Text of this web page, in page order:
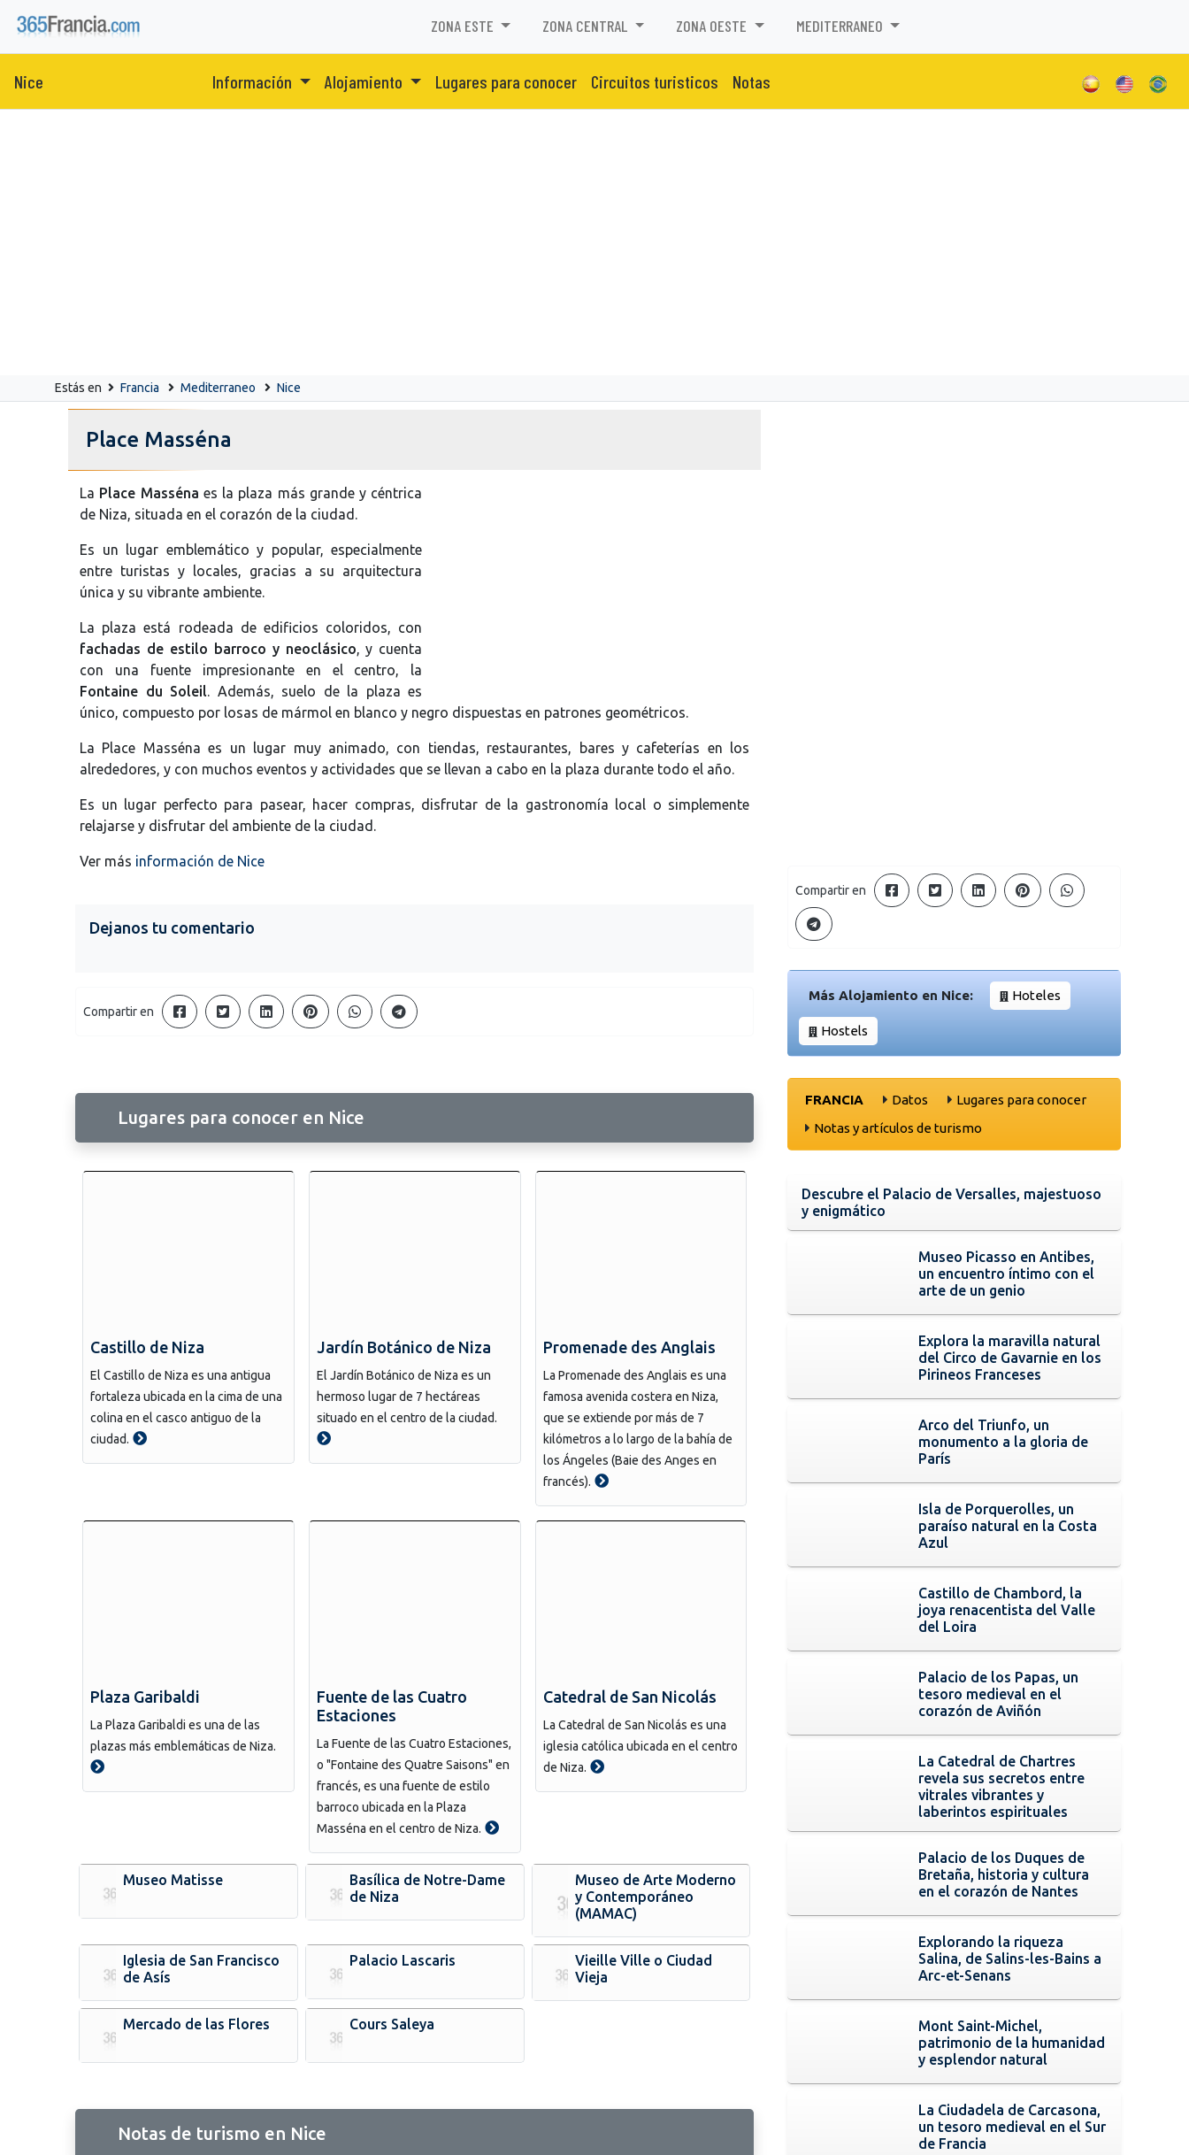
ZONA ESTE ZONA CENTRAL ZONA OESTE MEDITERRANEO
Nice Información Alojamiento Lugares para conocer Circuitos turisticos Notas
Estás en Francia Mediterraneo Nice
Place Masséna
La Place Masséna es la plaza más grande y céntrica
de Niza, situada en el corazón de la ciudad.
Es un lugar emblemático y popular, especialmente
entre turistas y locales, gracias a su arquitectura
única y su vibrante ambiente.
La plaza está rodeada de edificios coloridos, con
fachadas de estilo barroco y neoclásico, y cuenta
con una fuente impresionante en el centro, la
Fontaine du Soleil. Además, suelo de la plaza es
único, compuesto por losas de mármol en blanco y negro dispuestas en patrones geométricos.
La Place Masséna es un lugar muy animado, con tiendas, restaurantes, bares y cafeterías en los
alrededores, y con muchos eventos y actividades que se llevan a cabo en la plaza durante todo el año.
Es un lugar perfecto para pasear, hacer compras, disfrutar de la gastronomía local o simplemente
relajarse y disfrutar del ambiente de la ciudad.
Ver más información de Nice
Dejanos tu comentario
Compartir en
Lugares para conocer en Nice
Castillo de Niza
El Castillo de Niza es una antigua
fortaleza ubicada en la cima de una
colina en el casco antiguo de la
ciudad.
Jardín Botánico de Niza
El Jardín Botánico de Niza es un
hermoso lugar de 7 hectáreas
situado en el centro de la ciudad.
Promenade des Anglais
La Promenade des Anglais es una
famosa avenida costera en Niza,
que se extiende por más de 7
kilómetros a lo largo de la bahía de
los Ángeles (Baie des Anges en
francés).
Plaza Garibaldi
La Plaza Garibaldi es una de las
plazas más emblemáticas de Niza.
Fuente de las Cuatro
Estaciones
La Fuente de las Cuatro Estaciones,
o "Fontaine des Quatre Saisons" en
francés, es una fuente de estilo
barroco ubicada en la Plaza
Masséna en el centro de Niza.
Catedral de San Nicolás
La Catedral de San Nicolás es una
iglesia católica ubicada en el centro
de Niza.
Museo Matisse
Basílica de Notre-Dame
de Niza
Museo de Arte Moderno
y Contemporáneo
(MAMAC)
Iglesia de San Francisco
de Asís
Palacio Lascaris
Vieille Ville o Ciudad
Vieja
Mercado de las Flores Cours Saleya
Notas de turismo en Nice
Compartir en
Más Alojamiento en Nice: Hoteles
Hostels
FRANCIA Datos
Lugares para conocer
Notas y artículos de turismo
Descubre el Palacio de Versalles, majestuoso
y enigmático
Museo Picasso en Antibes,
un encuentro íntimo con el
arte de un genio
Explora la maravilla natural
del Circo de Gavarnie en los
Pirineos Franceses
Arco del Triunfo, un
monumento a la gloria de
París
Isla de Porquerolles, un
paraíso natural en la Costa
Azul
Castillo de Chambord, la
joya renacentista del Valle
del Loira
Palacio de los Papas, un
tesoro medieval en el
corazón de Aviñón
La Catedral de Chartres
revela sus secretos entre
vitrales vibrantes y
laberintos espirituales
Palacio de los Duques de
Bretaña, historia y cultura
en el corazón de Nantes
Explorando la riqueza
Salina, de Salins-les-Bains a
Arc-et-Senans
Mont Saint-Michel,
patrimonio de la humanidad
y esplendor natural
La Ciudadela de Carcasona,
un tesoro medieval en el Sur
de Francia